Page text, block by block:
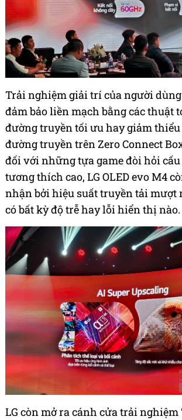
Trải nghiệm giải trí của người
đảm bảo liền mạch bằng các thuật
đường truyền tối ưu hay giảm
đường truyền trên Zero Connect
đối với những tựa game đòi hỏi
tương thích cao, LG OLED evo M4
nhận bởi hiệu suất truyền tải mượt
có bất kỳ độ trễ hay lỗi hiển thị nào.
LG còn mở ra cánh cửa trải